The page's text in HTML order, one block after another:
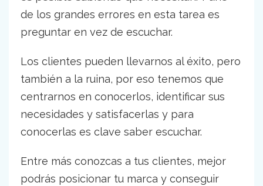
de los grandes errores en esta tarea es
preguntar en vez de escuchar.
Los clientes pueden llevarnos al éxito, pero
también a la ruina, por eso tenemos que
centrarnos en conocerlos, identificar sus
necesidades y satisfacerlas y para
conocerlas es clave saber escuchar.
Entre más conozcas a tus clientes, mejor
podrás posicionar tu marca y conseguir